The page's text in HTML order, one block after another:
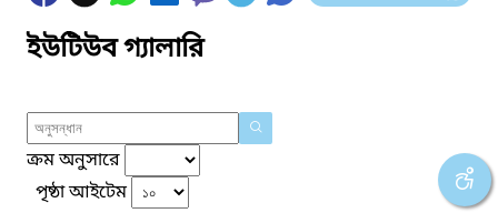
ইউটিউব গ্যালারি
ক্রম অনুসারে
পৃষ্ঠা আইটেম